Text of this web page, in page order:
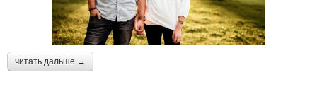
читать дальше →